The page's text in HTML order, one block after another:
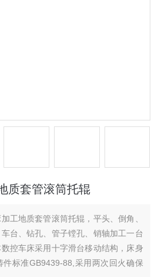
质套管滚筒托辊
工地质套管滚筒托辊，平头、倒角、
台、钻孔、管子镗孔、销轴加工一台
控车床采用十字滑台移动结构，床身
标准GB9439-88,采用两次回火确保